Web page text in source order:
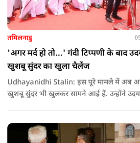
तमिलनाडु
'अगर मर्द हो तो...' गंदी टिप्पणी के बाद
खुशबू सुंदर का खुला चैलेंज
Udhayanidhi Stalin: इस पूरे मामले में अब
खुशबू सुंदर भी खुलकर सामने आई हैं. उन्होंने
नहीं है.